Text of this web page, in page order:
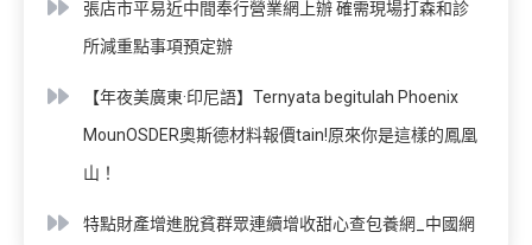
張店市平易近中間奉行營業網上辦 確需現場打森和診
所減重點事項預定辦
【年夜美廣東·印尼語】Ternyata begitulah Phoenix
MounOSDER奧斯德材料報價tain!原來你是這樣的鳳凰
山！
特點財產增進脫貧群眾連續增收甜心查包養網_中國網